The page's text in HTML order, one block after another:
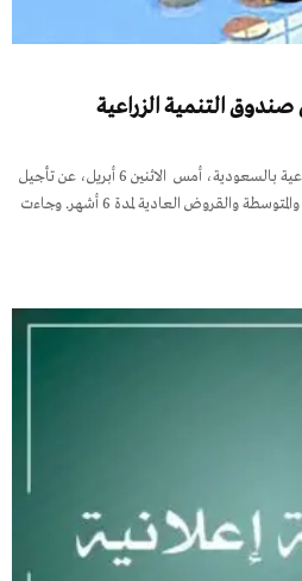
التنمية الزراعية
بنوك عربية أعلن صندوق التنمية الزراعية بالسعودية، أمس الاثنين 6 أبريل، عن تأجيل
الأقساط المستحقة للمنشآت الصغيرة والمتوسطة والقروض العادية لمدة 6 أشهر. وجاءت